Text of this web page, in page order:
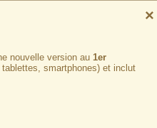
×
nouvelle version au 1er
smartphones) et inclut